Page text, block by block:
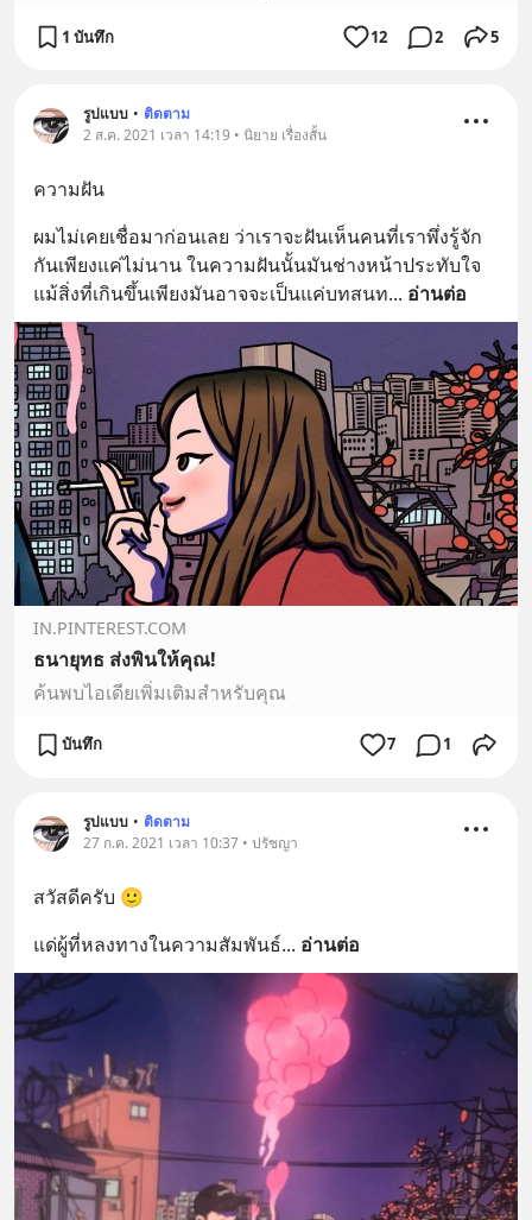
1 บันทึก 12 2 5
รูปแบบ • ติดตาม
2 ส.ค. 2021 เวลา 14:19 • นิยาย เรื่องสั้น
ความฝัน
ผมไม่เคยเชื่อมาก่อนเลย ว่าเราจะฝันเห็นคนที่เราพึ่งรู้จัก
กันเพียงแค่ไม่นาน ในความฝันนั้นมันช่างหน้าประทับใจ
แม้สิ่งที่เกินขึ้นเพียงมันอาจจะเป็นแค่บทสนท... อ่านต่อ
IN.PINTEREST.COM
ธนายุทธ ส่งพินให้คุณ!
ค้นพบไอเดียเพิ่มเติมสำหรับคุณ
บันทึก 7 1
รูปแบบ • ติดตาม
27 ก.ค. 2021 เวลา 10:37 • ปรัชญา
สวัสดีครับ 🙂
แด่ผู้ที่หลงทางในความสัมพันธ์... อ่านต่อ